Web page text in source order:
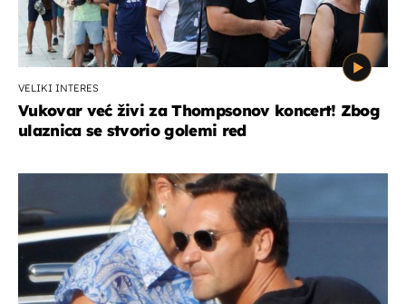
VELIKI INTERES
Vukovar već živi za Thompsonov koncert! Zbog
ulaznica se stvorio golemi red